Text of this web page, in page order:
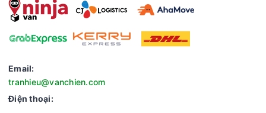
- Điều khiển thông qua LG ThinQ: Cho phép bạn điều khiển từ
có kết nối internet để khởi động chu trình sấy hoặc nhận
Email:
tranhieu@vanchien.com
Điện thoại: